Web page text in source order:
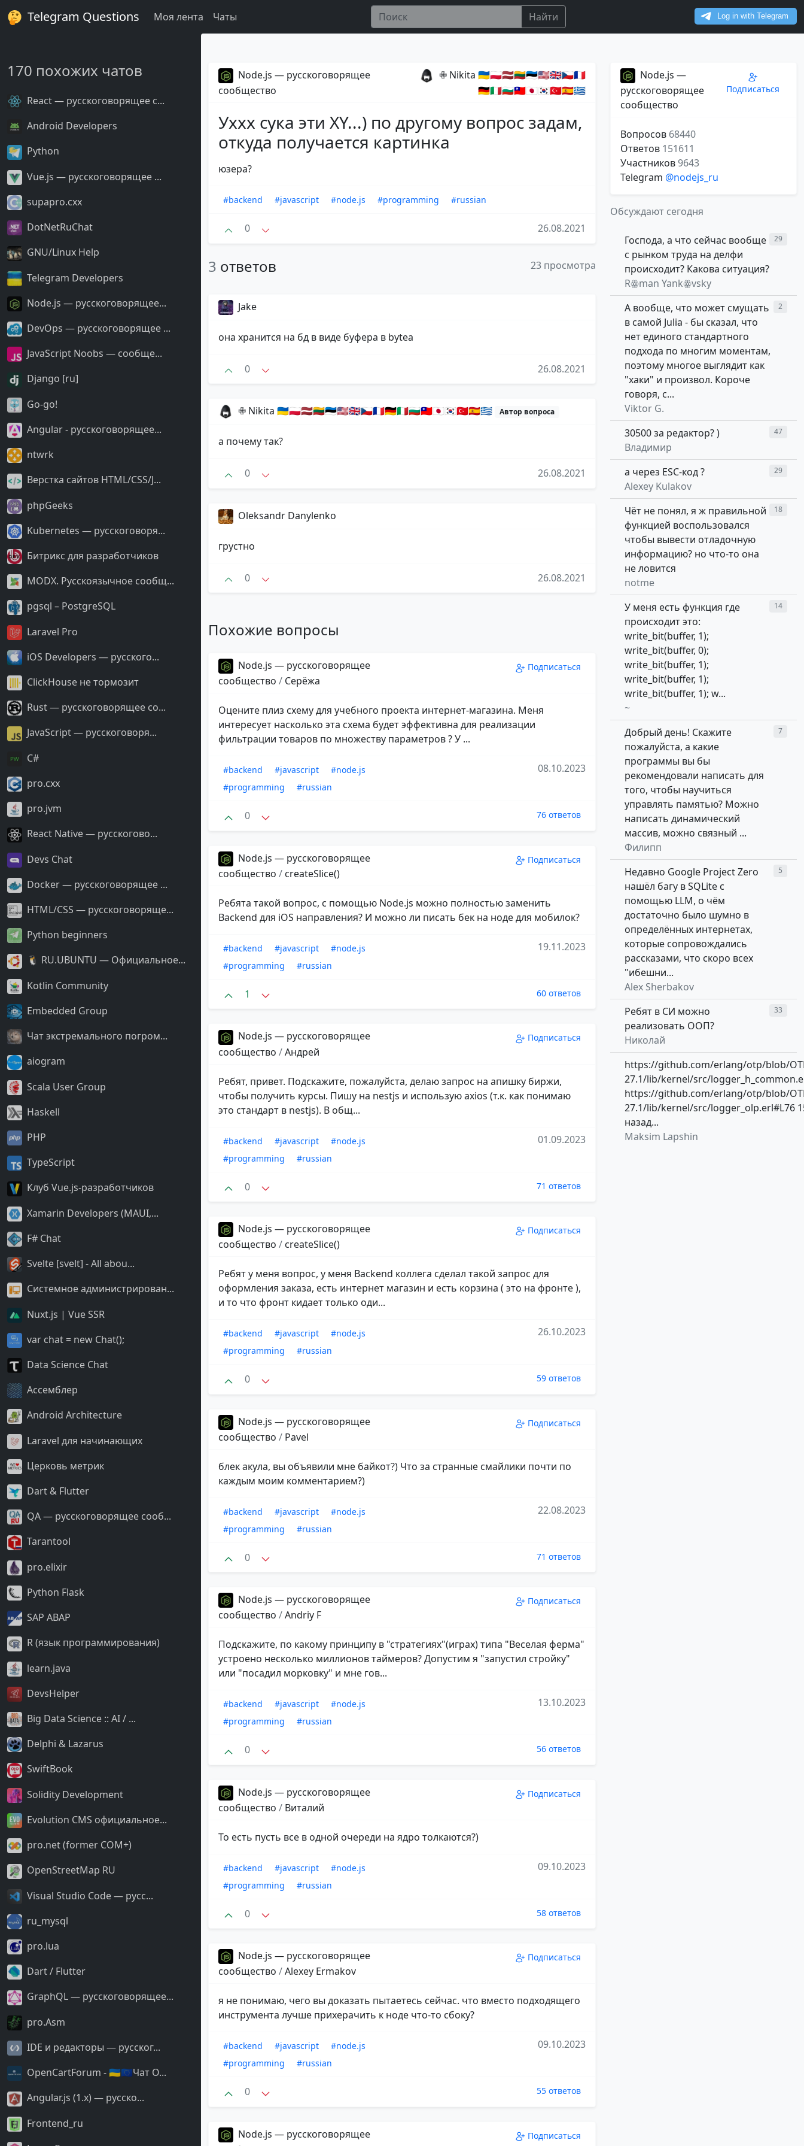
Telegram Questions Моя лента Чаты Найти
170 похожих чатов
React — русскоговорящее с...
Android Developers
Python
Vue.js — русскоговорящее ...
supapro.cxx
DotNetRuChat
GNU/Linux Help
Telegram Developers
Node.js — русскоговорящее...
DevOps — русскоговорящее ...
JavaScript Noobs — сообще...
Django [ru]
Go-go!
Angular - русскоговорящее...
ntwrk
Верстка сайтов HTML/CSS/J...
phpGeeks
Kubernetes — русскоговоря...
Битрикс для разработчиков
MODX. Русскоязычное сообщ...
pgsql – PostgreSQL
Laravel Pro
iOS Developers — русского...
ClickHouse не тормозит
Rust — русскоговорящее со...
JavaScript — русскоговоря...
С#
pro.cxx
pro.jvm
React Native — русскогово...
Devs Chat
Docker — русскоговорящее ...
HTML/CSS — русскоговоряще...
Python beginners
🐧 RU.UBUNTU — Официальное...
Kotlin Community
Embedded Group
Чат экстремального погром...
aiogram
Scala User Group
Haskell
PHP
TypeScript
Клуб Vue.js-разработчиков
Xamarin Developers (MAUI,...
F# Chat
Svelte [svelt] - All abou...
Системное администрирован...
Nuxt.js | Vue SSR
var chat = new Chat();
Data Science Chat
Ассемблер
Android Architecture
Laravel для начинающих
Церковь метрик
Dart & Flutter
QA — русскоговорящее сооб...
Tarantool
pro.elixir
Python Flask
SAP ABAP
R (язык программирования)
learn.java
DevsHelper
Big Data Science :: AI / ...
Delphi & Lazarus
SwiftBook
Solidity Development
Evolution CMS официальное...
pro.net (former COM+)
OpenStreetMap RU
Visual Studio Code — русс...
ru_mysql
pro.lua
Dart / Flutter
GraphQL — русскоговорящее...
pro.Asm
IDE и редакторы — русског...
OpenCartForum - 🇺🇦🇪🇺Чат O...
Angular.js (1.x) — русско...
Frontend_ru
Node.js — русскоговорящее
сообщество
✙ Nikita 🇺🇦🇵🇱🇱🇻🇱🇹🇪🇪🇺🇸🇬🇧🇨🇿🇫🇷
🇩🇪🇮🇹🇧🇬🇹🇼🇯🇵🇰🇷🇹🇷🇪🇸🇬🇷
Уххх сука эти XY...) по другому вопрос задам,
откуда получается картинка
юзера?
#backend #javascript #node.js #programming #russian
0 26.08.2021
3 ответов 23 просмотра
Jake
она хранится на бд в виде буфера в bytea
0 26.08.2021
✙ Nikita 🇺🇦🇵🇱🇱🇻🇱🇹🇪🇪🇺🇸🇬🇧🇨🇿🇫🇷🇩🇪🇮🇹🇧🇬🇹🇼🇯🇵🇰🇷🇹🇷🇪🇸🇬🇷 Автор вопроса
а почему так?
0 26.08.2021
Oleksandr Danylenko
грустно
0 26.08.2021
Похожие вопросы
Node.js — русскоговорящее
сообщество / Серёжа
Подписаться
Оцените плиз схему для учебного проекта интернет-магазина. Меня
интересует насколько эта схема будет эффективна для реализации
фильтрации товаров по множеству параметров ? У ...
#backend #javascript
#node.js
#programming
#russian
08.10.2023
0 76 ответов
Node.js — русскоговорящее
сообщество / createSlice()
Подписаться
Ребята такой вопрос, с помощью Node.js можно полностью заменить
Backend для iOS направления? И можно ли писать бек на ноде для мобилок?
#backend #javascript
#node.js
#programming
#russian
19.11.2023
1 60 ответов
Node.js — русскоговорящее
сообщество /Андрей
Подписаться
Ребят, привет. Подскажите, пожалуйста, делаю запрос на апишку биржи,
чтобы получить курсы. Пишу на nestjs и использую axios (т.к. как понимаю
это стандарт в nestjs). В общ...
#backend #javascript
#node.js
#programming
#russian
01.09.2023
0 71 ответов
Node.js — русскоговорящее
сообщество / createSlice()
Подписаться
Ребят у меня вопрос, у меня Backend коллега сделал такой запрос для
оформления заказа, есть интернет магазин и есть корзина ( это на фронте ),
и то что фронт кидает только оди...
#backend #javascript
#node.js
#programming
#russian
26.10.2023
0 59 ответов
Node.js — русскоговорящее
сообщество / Pavel
Подписаться
блек акула, вы объявили мне байкот?) Что за странные смайлики почти по
каждым моим комментарием?)
#backend #javascript
#node.js
#programming
#russian
22.08.2023
0 71 ответов
Node.js — русскоговорящее
сообщество /Andriy F
Подписаться
Подскажите, по какому принципу в "стратегиях"(играх) типа "Веселая ферма"
устроено несколько миллионов таймеров? Допустим я "запустил стройку"
или "посадил морковку" и мне гов...
#backend #javascript
#node.js
#programming
#russian
13.10.2023
0 56 ответов
Node.js — русскоговорящее
сообщество / Виталий
Подписаться
То есть пусть все в одной очереди на ядро толкаются?)
#backend #javascript
#node.js
#programming
#russian
09.10.2023
0 58 ответов
Node.js — русскоговорящее
сообщество /Alexey Ermakov
Подписаться
я не понимаю, чего вы доказать пытаетесь сейчас. что вместо подходящего
инструмента лучше прихерачить к ноде что-то сбоку?
#backend #javascript
#node.js
#programming
#russian
09.10.2023
0 55 ответов
Node.js — русскоговорящее
Подписаться
Node.js —
русскоговорящее
сообщество
Подписаться
Вопросов 68440
Ответов 151611
Участников9643
Telegram @nodejs_ru
Обсуждают сегодня
Господа, а что сейчас вообще
с рынком труда на делфи
происходит? Какова ситуация?
Rꙮman Yankꙮvsky
29
А вообще, что может смущать
в самой Julia - бы сказал, что
нет единого стандартного
подхода по многим моментам,
поэтому многое выглядит как
"хаки" и произвол. Короче
говоря, с...
Viktor G.
2
30500 за редактор? )
Владимир
47
а через ESC-код ?
Alexey Kulakov
29
Чёт не понял, я ж правильной
функцией воспользовался
чтобы вывести отладочную
информацию? но что-то она
не ловится
notme
18
У меня есть функция где
происходит это:
write_bit(buffer, 1);
write_bit(buffer, 0);
write_bit(buffer, 1);
write_bit(buffer, 1);
write_bit(buffer, 1); w...
~
14
Добрый день! Скажите
пожалуйста, а какие
программы вы бы
рекомендовали написать для
того, чтобы научиться
управлять памятью? Можно
написать динамический
массив, можно связный ...
Филипп
7
Недавно Google Project Zero
нашёл багу в SQLite с
помощью LLM, о чём
достаточно было шумно в
определённых интернетах,
которые сопровождались
рассказами, что скоро всех
"ибешни...
Alex Sherbakov
5
Ребят в СИ можно
реализовать ООП?
Николай
33
https://github.com/erlang/otp/blob/
27.1/lib/kernel/src/
https://github.com/erlang/otp/blob/
27.1/lib/kernel/src/logger_olp.erl#L76
назад...
Maksim Lapshin